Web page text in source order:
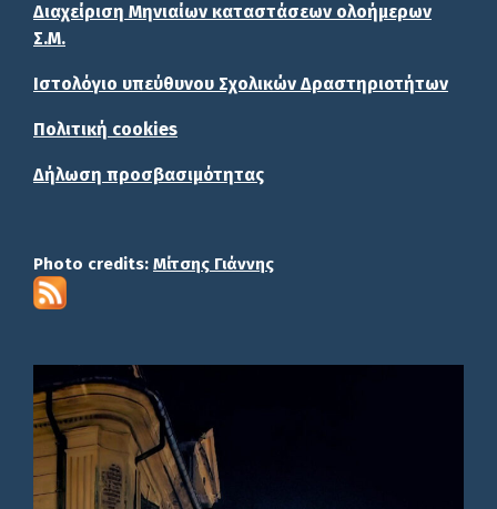
Διαχείριση Μηνιαίων καταστάσεων ολοήμερων
Σ.Μ.
Ιστολόγιο υπεύθυνου Σχολικών Δραστηριοτήτων
Πολιτική cookies
Δήλωση προσβασιμότητας
Photo credits: Μίτσης Γιάννης